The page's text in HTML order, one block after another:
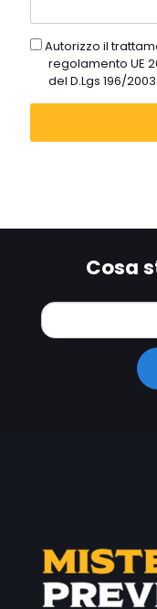
gdprAutorizzo il
regolamento UE
del D.Lgs 196/2003.
Cosa